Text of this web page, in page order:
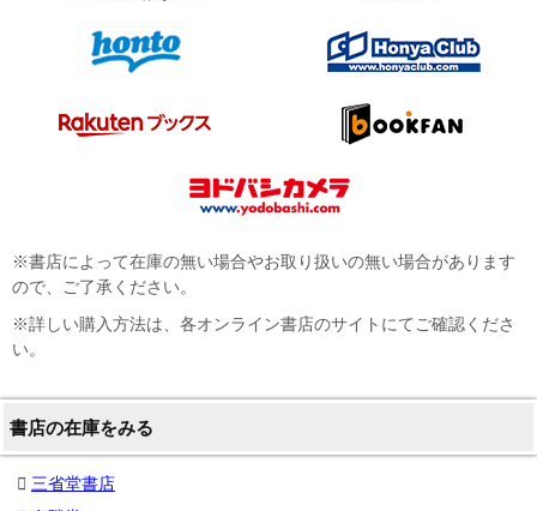
※書店によって在庫の無い場合やお取り扱いの無い場合があります
ので、ご了承ください。
※詳しい購入方法は、各オンライン書店のサイトにてご確認くださ
い。
書店の在庫をみる
三省堂書店